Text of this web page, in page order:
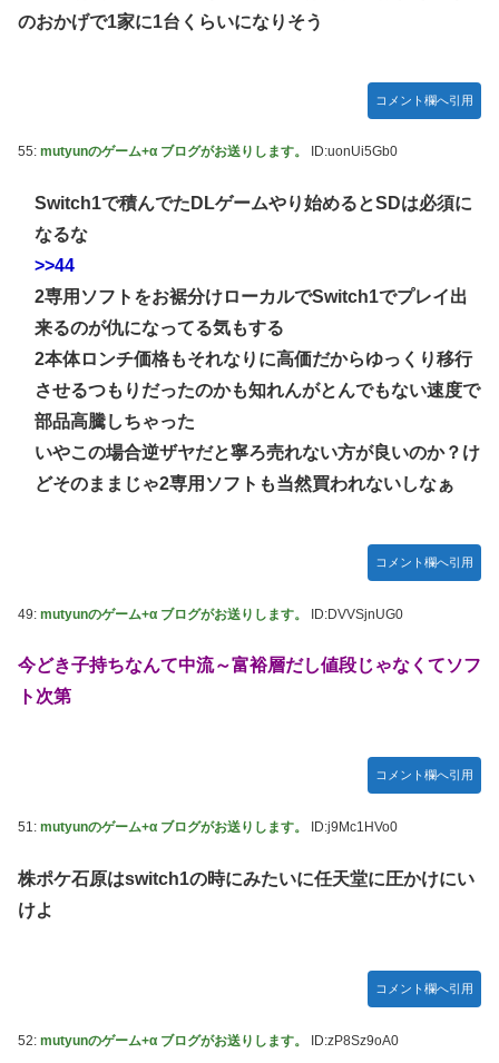
のおかげで1家に1台くらいになりそう
コメント欄へ引用
55: mutyunのゲーム+α ブログがお送りします。 ID:uonUi5Gb0
Switch1で積んでたDLゲームやり始めるとSDは必須に
なるな
>>44
2専用ソフトをお裾分けローカルでSwitch1でプレイ出
来るのが仇になってる気もする
2本体ロンチ価格もそれなりに高価だからゆっくり移行
させるつもりだったのかも知れんがとんでもない速度で
部品高騰しちゃった
いやこの場合逆ザヤだと寧ろ売れない方が良いのか？け
どそのままじゃ2専用ソフトも当然買われないしなぁ
コメント欄へ引用
49: mutyunのゲーム+α ブログがお送りします。 ID:DVVSjnUG0
今どき子持ちなんて中流～富裕層だし値段じゃなくてソフ
ト次第
コメント欄へ引用
51: mutyunのゲーム+α ブログがお送りします。 ID:j9Mc1HVo0
株ポケ石原はswitch1の時にみたいに任天堂に圧かけにい
けよ
コメント欄へ引用
52: mutyunのゲーム+α ブログがお送りします。 ID:zP8Sz9oA0